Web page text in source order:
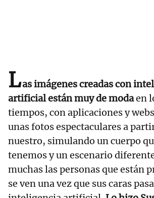
Las imágenes creadas con
artificial están muy de modaen
tiempos, con aplicaciones y
unas fotos espectaculares a
nuestro, simulando un cuerpo
tenemos y un escenario
muchas las personas que están
se ven una vez que sus caras